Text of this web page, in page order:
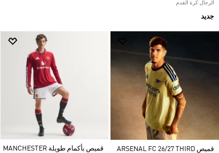
الرجال كرة القدم
جديد
قميص ARSENAL FC 26/27 THIRD
قميص بأكمام طويلة MANCHESTER